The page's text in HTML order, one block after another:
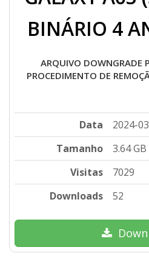
BINÁRIO 4
ARQUIVO DOWNGRADE
PROCEDIMENTO DE
Data
2024-
Tamanho
3.64 GB
Visitas
7029
Downloads
52